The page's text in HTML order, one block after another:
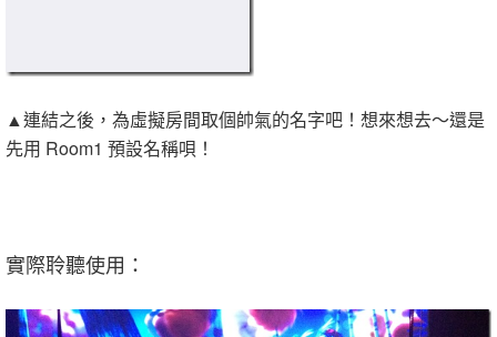
▲連結之後，為虛擬房間取個帥氣的名字吧！想來想去～還是
先用 Room1 預設名稱唄！
實際聆聽使用：